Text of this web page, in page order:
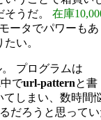
うだ。 在庫
ータでパワーもあ
い。
プログラムは
でurl-patternと書
てしまい、数時間
だろうと思って